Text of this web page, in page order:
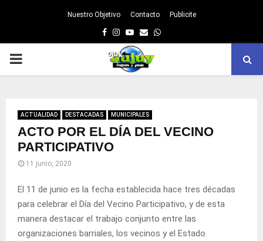
Nuestro Objetivo Contacto Publicite
Facebook
Instagram
Youtube
EmailWhatsapp
PRIMARY
ACTUALIDAD DESTACADAS MUNICIPALES
ACTO POR EL DÍA DEL VECINO
PARTICIPATIVO
11 junio, 2020
El 11 de junio es la fecha establecida hace tres décadas
para celebrar el Día del Vecino Participativo, y de esta
manera destacar el trabajo conjunto entre las
organizaciones barriales, los vecinos y el Estado.